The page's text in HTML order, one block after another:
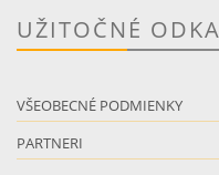
UŽITOČNÉ
VŠEOBECNÉ PODMIENKY
PARTNERI